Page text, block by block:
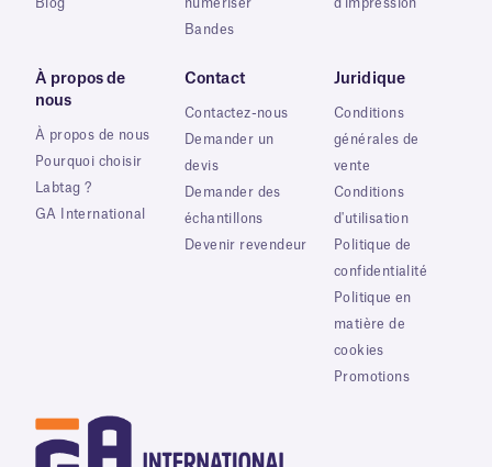
Blog
numériser
Bandes
d'impression
À propos de
nous
À propos de nous
Pourquoi choisir
Labtag ?
GA International
Contact
Contactez-nous
Demander un
devis
Demander des
échantillons
Devenir revendeur
Juridique
Conditions
générales de
vente
Conditions
d'utilisation
Politique de
confidentialité
Politique en
matière de
cookies
Promotions